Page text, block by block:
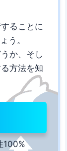
ることに
う。
か、そし
方法を知
100%